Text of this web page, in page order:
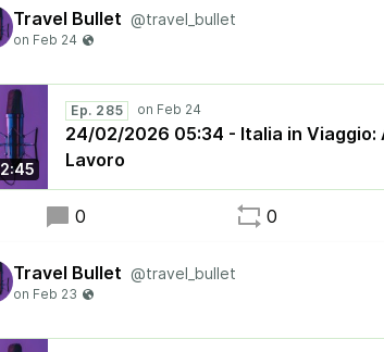
Travel Bullet @travel_bullet
2:45
Ep. 285
24/02/2026 05:34 - Italia in Viaggio:
Lavoro
0 0
Travel Bullet @travel_bullet